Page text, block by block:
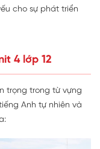
cho sự phát triển
4 lớp 12
trọng trong từ vựng
Anh tự nhiên và